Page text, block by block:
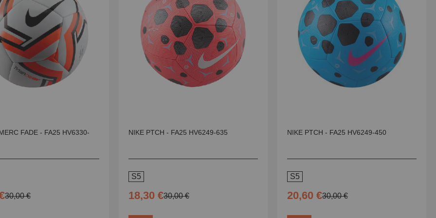
FADE - FA25 HV6330-
30,00 €
NIKE PTCH - FA25 HV6249-635
S5
18,30 €30,00 €
NIKE PTCH - FA25 HV6249-450
S5
20,60 €30,00 €